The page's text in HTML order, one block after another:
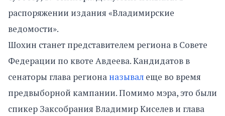
распоряжении издания «Владимирские
ведомости».
Шохин станет представителем региона в Совете
Федерации по квоте Авдеева. Кандидатов в
сенаторы глава региона называл еще во время
предвыборной кампании. Помимо мэра, это были
спикер Заксобрания Владимир Киселев и глава